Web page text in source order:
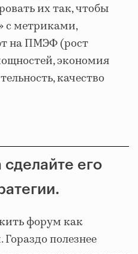
их так, чтобы
с метриками,
на ПМЭФ (рост
экономия
качество
его
форум как
полезнее